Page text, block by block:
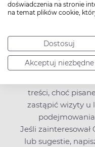
doświadczenia na stronie
na temat plików cookie,
Dostosuj
Akceptuj niezbędne
i sprzęt
wiedzę o
Edukujemy i
treści, choć
zastąpić wizyty u
Jeśli zainteresował
lub sugestie,